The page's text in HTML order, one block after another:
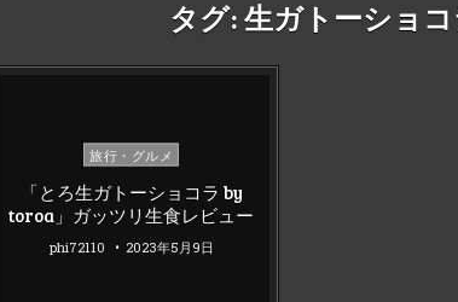
タグ:生ガトーショ
Posted
旅行・グルメ
「とろ生ガトーショコラ by
toroa」ガッツリ生食レビュー
phi72110 2023年5月9日